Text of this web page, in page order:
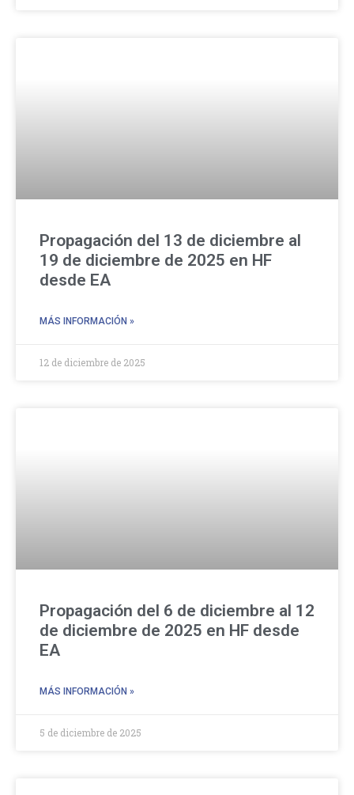
Propagación del 13 de diciembre al
19 de diciembre de 2025 en HF
desde EA
MÁS INFORMACIÓN »
12 de diciembre de 2025
Propagación del 6 de diciembre al 12
de diciembre de 2025 en HF desde
EA
MÁS INFORMACIÓN »
5 de diciembre de 2025